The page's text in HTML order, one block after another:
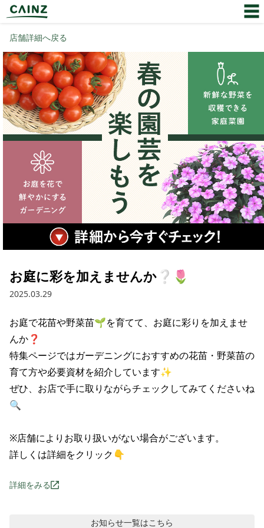
店舗詳細へ戻る
お庭に彩を加えませんか❔🌷
2025.03.29
お庭で花苗や野菜苗🌱を育てて、お庭に彩りを加えませ
んか❓
特集ページではガーデニングにおすすめの花苗・野菜苗の
育て方や必要資材を紹介しています✨
ぜひ、お店で手に取りながらチェックしてみてくださいね
🔍
※店舗によりお取り扱いがない場合がございます。
詳しくは詳細をクリック👇
詳細をみる
お知らせ一覧はこちら